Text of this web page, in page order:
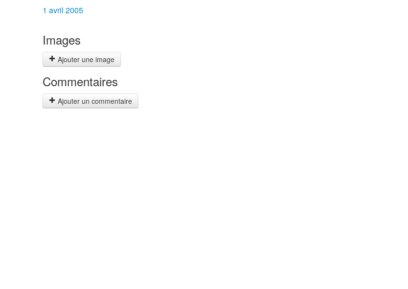
1 avril 2005
Images
Ajouter une image
Commentaires
Ajouter un commentaire